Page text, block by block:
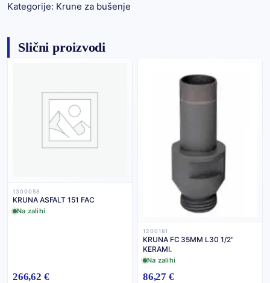
Kategorije: Krune za bušenje
Slični proizvodi
1300058
KRUNA ASFALT 151 FAC
Na zalihi
266,62 €
1200181
KRUNA FC 35MM L30 1/2"
KERAMI.
Na zalihi
86,27 €